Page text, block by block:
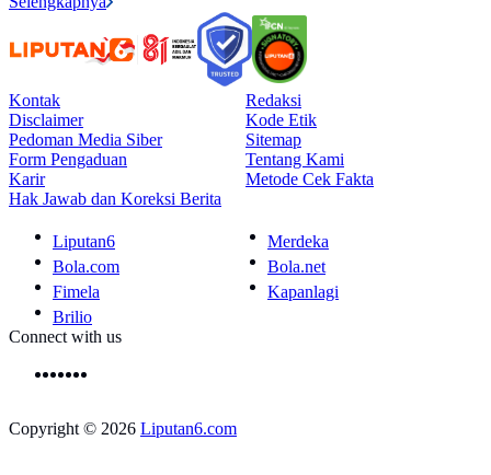
Kontak
Redaksi
Disclaimer
Kode Etik
Pedoman Media Siber
Sitemap
Form Pengaduan
Tentang Kami
Karir
Metode Cek Fakta
Hak Jawab dan Koreksi Berita
Liputan6
Merdeka
Bola.com
Bola.net
Fimela
Kapanlagi
Brilio
Connect with us
Copyright © 2026 Liputan6.com